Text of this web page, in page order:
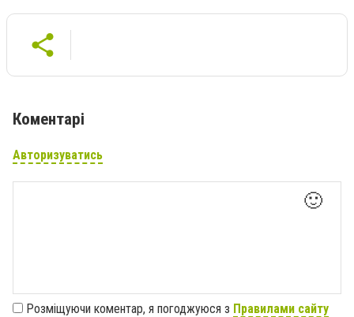
Коментарі
Авторизуватись
🙂
Розміщуючи коментар, я погоджуюся з Правилами сайту